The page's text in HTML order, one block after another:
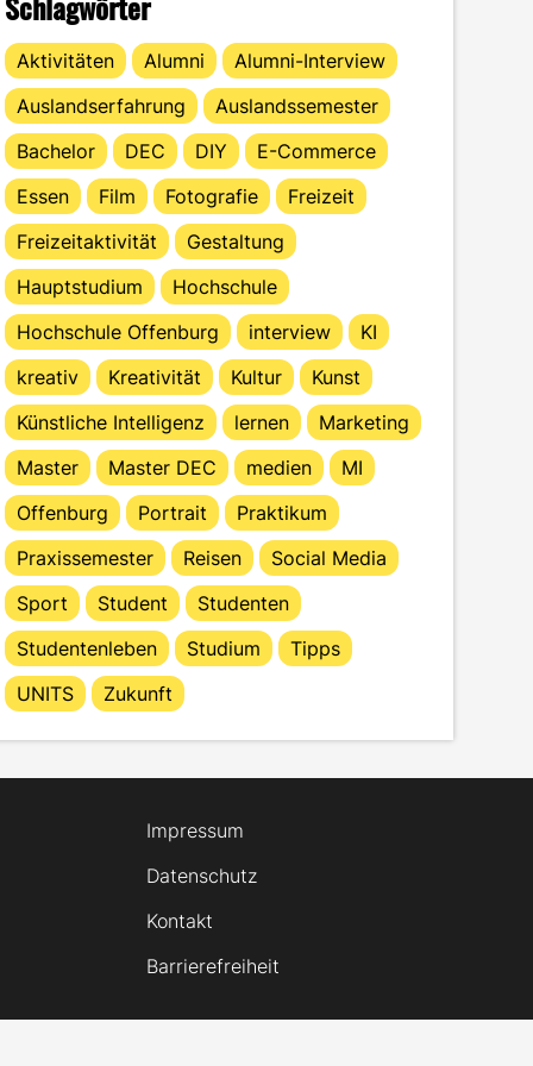
Aktivitäten Alumni
Alumni-Interview
Auslandserfahrung
Auslandssemester
Bachelor
DEC DIY
E-Commerce
Essen
Film Fotografie
Freizeit
Freizeitaktivität
Gestaltung
Hauptstudium
Hochschule
Hochschule Offenburg
interview
KI
kreativ
Kreativität Kultur
Kunst
Künstliche Intelligenz
lernen
Marketing
Master
Master DEC medien
MI
Offenburg
Portrait
Praktikum
Praxissemester
Reisen
Social Media
Sport
Student
Studenten
Studentenleben
Studium
Tipps
UNITS
Zukunft
Impressum
Datenschutz
Kontakt
Barrierefreiheit